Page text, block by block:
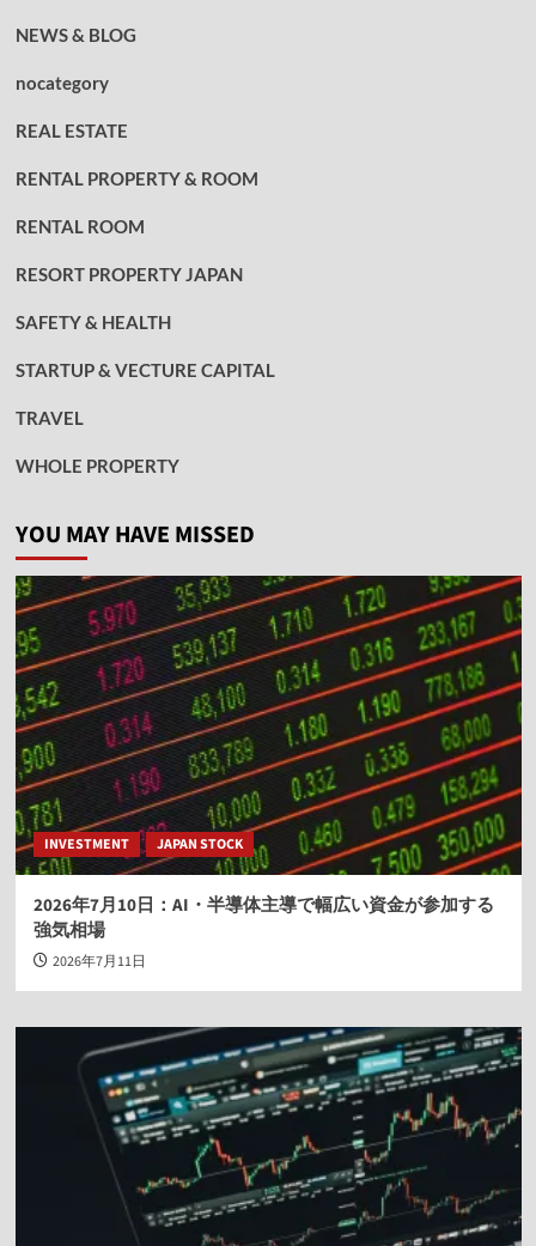
NEWS & BLOG
nocategory
REAL ESTATE
RENTAL PROPERTY & ROOM
RENTAL ROOM
RESORT PROPERTY JAPAN
SAFETY & HEALTH
STARTUP & VECTURE CAPITAL
TRAVEL
WHOLE PROPERTY
YOU MAY HAVE MISSED
INVESTMENT JAPAN STOCK
2026年7月10日：AI・半導体主導で幅広い資金が参加する
強気相場
2026年7月11日